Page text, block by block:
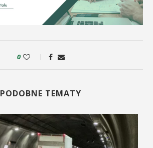
0
PODOBNE TEMATY